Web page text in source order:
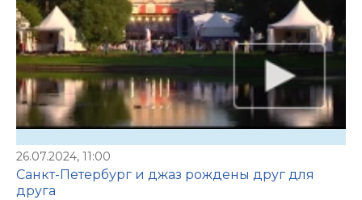
26.07.2024, 11:00
Санкт-Петербург и джаз рождены друг для
друга